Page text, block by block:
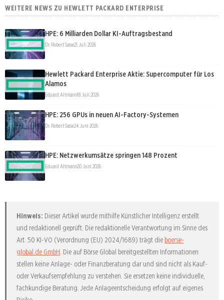
WEITERE NEWS ZU HEWLETT PACKARD ENTERPRISE
HPE: 6 Milliarden Dollar KI-Auftragsbestand
Dr. Robert Sasse21. Juli 2026
Hewlett Packard Enterprise Aktie: Supercomputer für Los
Alamos
Eduard Altmann18. Juli 2026
HPE: 256 GPUs in neuen AI-Factory-Systemen
Dr. Robert Sasse24. Juni 2026
HPE: Netzwerkumsätze springen 148 Prozent
Eduard Altmann20. Juni 2026
Hinweis: Dieser Artikel wurde mithilfe Künstlicher Intelligenz erstellt
und redaktionell geprüft. Die redaktionelle Verantwortung im Sinne des
Art. 50 KI-VO (Verordnung (EU) 2024/1689) trägt die boerse-
global.de GmbH. Die auf Börse Global bereitgestellten Informationen
stellen keine Anlage- oder Finanzberatung dar und sind nicht als Kauf-
oder Verkaufsempfehlung zu verstehen. Sie ersetzen keine individuelle,
fachkundige Beratung. Jede Anlageentscheidung erfolgt auf eigenes